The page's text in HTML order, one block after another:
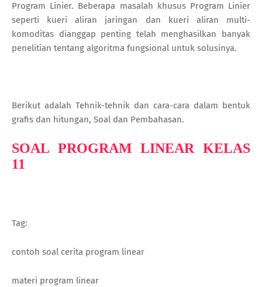
Program Linier. Beberapa masalah khusus Program Linier
seperti kueri aliran jaringan dan kueri aliran multi-
komoditas dianggap penting telah menghasilkan banyak
penelitian tentang algoritma fungsional untuk solusinya.
Berikut adalah Tehnik-tehnik dan cara-cara dalam bentuk
grafis dan hitungan, Soal dan Pembahasan.
SOAL PROGRAM LINEAR KELAS
11
Tag:
contoh soal cerita program linear
materi program linear